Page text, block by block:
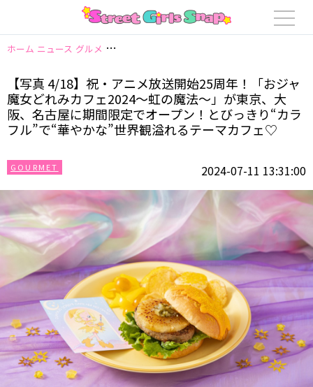
ホーム ニュース グルメ 【写真 4/18】祝・アニメ放送開始25周年！「お
【写真 4/18】祝・アニメ放送開始25周年！「おジャ
魔女どれみカフェ2024〜虹の魔法〜」が東京、大
阪、名古屋に期間限定でオープン！とびっきり“カラ
フル”で“華やかな”世界観溢れるテーマカフェ♡
GOURMET 2024-07-11 13:31:00